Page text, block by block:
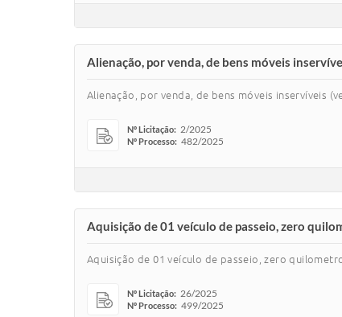
Alienação, por venda, de bens móveis
Alienação, por venda, de bens móveis inservíveis
Nº Licitação: 2/2025
Nº Processo: 482/2025
Aquisição de 01 veículo de passeio, zero
Aquisição de 01 veículo de passeio, zero
Nº Licitação: 26/2025
Nº Processo: 499/2025